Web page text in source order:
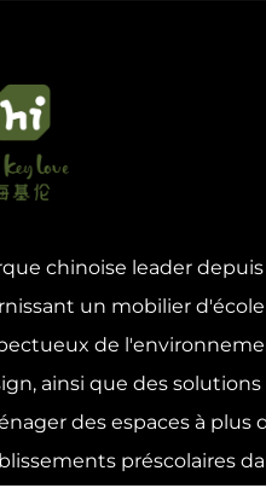
chinoise leader
un mobilier
de
ainsi que des
des espaces à plus
préscolaires